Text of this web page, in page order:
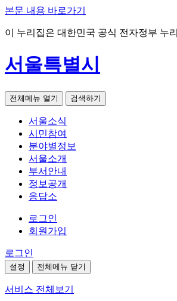
본문 내용 바로가기
이 누리집은 대한민국 공식 전자정부 누
서울특별시
전체메뉴 열기 검색하기
서울소식
시민참여
분야별정보
서울소개
부서안내
정보공개
응답소
로그인
회원가입
로그인
설정 전체메뉴 닫기
서비스 전체보기